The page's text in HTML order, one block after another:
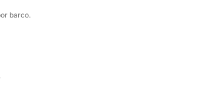
barco.